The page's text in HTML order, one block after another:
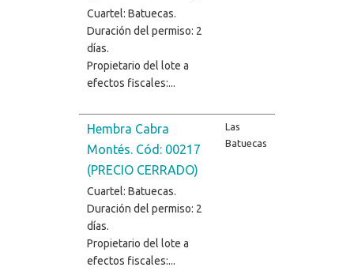
Cuartel: Batuecas.
Duración del permiso: 2
días.
Propietario del lote a
efectos fiscales:...
Hembra Cabra
Montés. Cód: 00217
(PRECIO CERRADO)
Cuartel: Batuecas.
Duración del permiso: 2
días.
Propietario del lote a
efectos fiscales:...
Las
Batuecas